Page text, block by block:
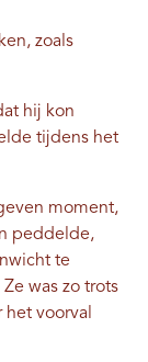
zoals
hij kon
tijdens het
moment,
peddelde,
te
was zo trots
voorval